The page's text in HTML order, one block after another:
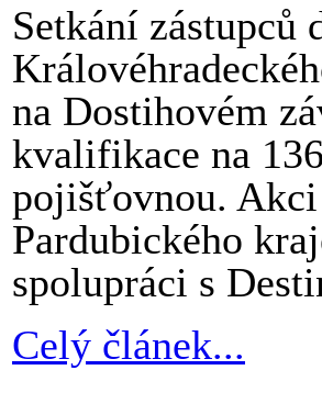
Setkání zástupců
na Dostihovém
kvalifikace na
pojišťovnou. Akci
Pardubického
spolupráci s
Celý článek...